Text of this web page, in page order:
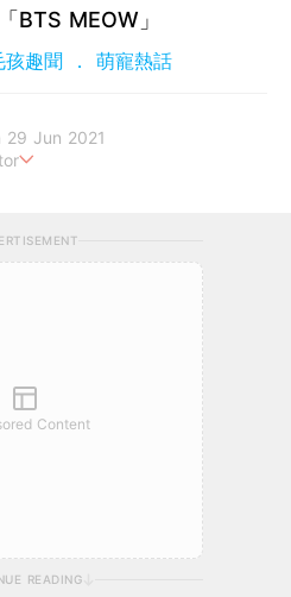
BTS MEOW」
孩趣聞 萌寵熱話
29 Jun 2021
Content
READING